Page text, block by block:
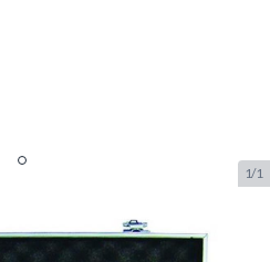
1/1
set Aramith